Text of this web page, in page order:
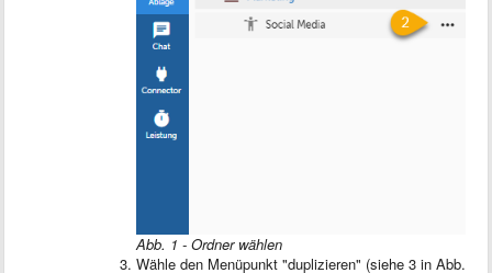
Abb. 1 - Ordner wählen
Wähle den Menüpunkt "duplizieren" (siehe 3 in Abb.